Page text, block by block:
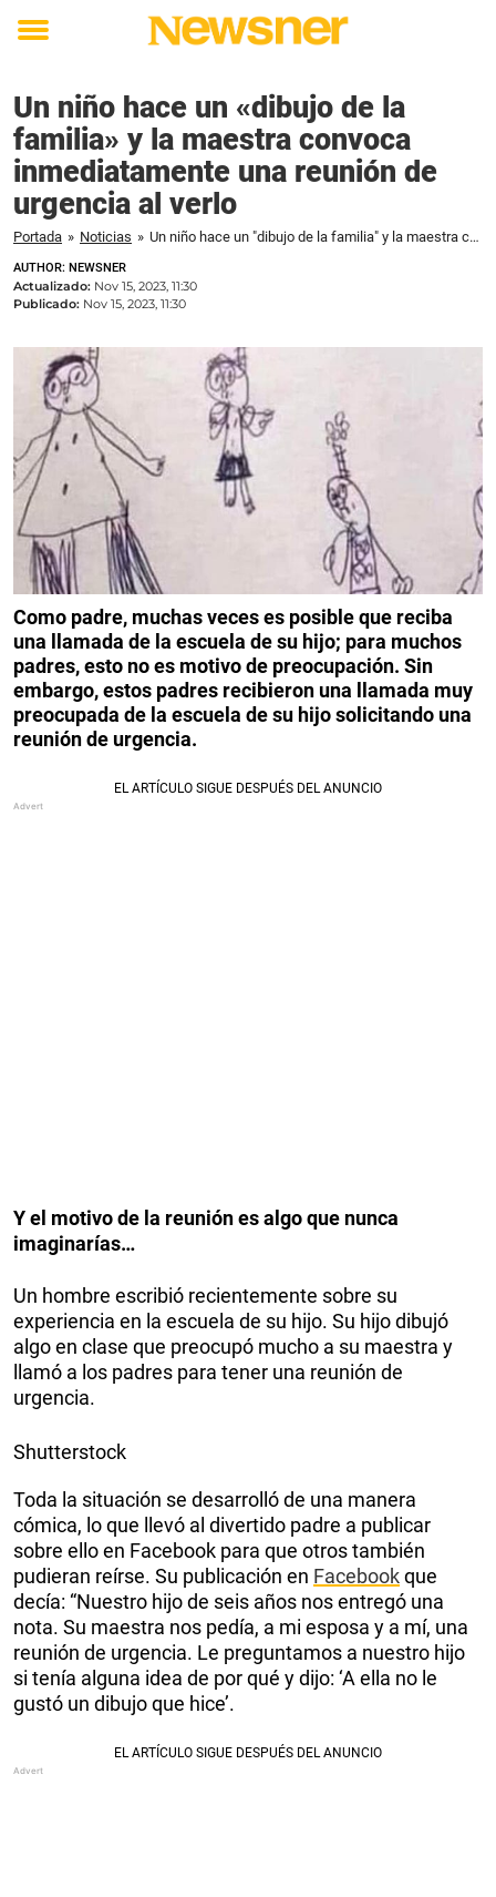
Toggle
Un niño hace un «dibujo de la
familia» y la maestra convoca
inmediatamente una reunión de
urgencia al verlo
Portada » Noticias » Un niño hace un "dibujo de la familia" y la maestra convoca inmediatamente una reunión de urgencia al verlo
AUTHOR: NEWSNER
Actualizado: Nov 15, 2023, 11:30
Publicado: Nov 15, 2023, 11:30
Como padre, muchas veces es posible que reciba
una llamada de la escuela de su hijo; para muchos
padres, esto no es motivo de preocupación. Sin
embargo, estos padres recibieron una llamada muy
preocupada de la escuela de su hijo solicitando una
reunión de urgencia.
Y el motivo de la reunión es algo que nunca
imaginarías…
Un hombre escribió recientemente sobre su
experiencia en la escuela de su hijo. Su hijo dibujó
algo en clase que preocupó mucho a su maestra y
llamó a los padres para tener una reunión de
urgencia.
Shutterstock
Toda la situación se desarrolló de una manera
cómica, lo que llevó al divertido padre a publicar
sobre ello en Facebook para que otros también
pudieran reírse. Su publicación en Facebookque
decía: “Nuestro hijo de seis años nos entregó una
nota. Su maestra nos pedía, a mi esposa y a mí, una
reunión de urgencia. Le preguntamos a nuestro hijo
si tenía alguna idea de por qué y dijo: ‘A ella no le
gustó un dibujo que hice’.